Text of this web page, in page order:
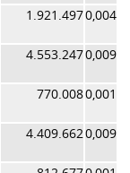
1.921.497
4.553.247
770.008
4.409.662